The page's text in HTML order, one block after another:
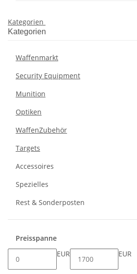
Kategorien
Kategorien
Waffenmarkt
Security Equipment
Munition
Optiken
WaffenZubehör
Targets
Accessoires
Spezielles
Rest & Sonderposten
Preisspanne
EUR
EUR